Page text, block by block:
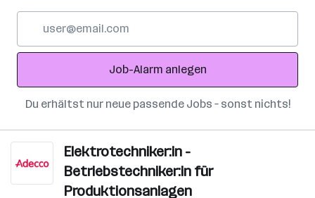
Adresse
Job-Alarm anlegen
Du erhältst nur neue passende Jobs – sonst nichts!
Elektrotechniker:in -
Betriebstechniker:in für
Produktionsanlagen